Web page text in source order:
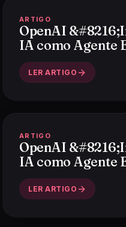
ARTIGO
OpenAI
IA como Agente
LER ARTIGO
ARTIGO
OpenAI
IA como Agente
LER ARTIGO